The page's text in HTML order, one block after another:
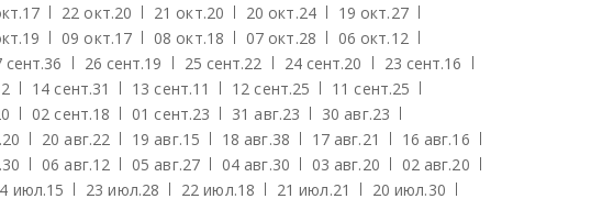
17 22 окт.20 21 окт.20 20 окт.24 19 окт.27
19 09 окт.17 08 окт.18 07 окт.28 06 окт.12
сент.36 26 сент.19 25 сент.22 24 сент.20 23 сент.16
14 сент.31 13 сент.11 12 сент.25 11 сент.25
02 сент.18 01 сент.23 31 авг.23 30 авг.23
20 20 авг.22 19 авг.15 18 авг.38 17 авг.21 16 авг.16
30 06 авг.12 05 авг.27 04 авг.30 03 авг.20 02 авг.20
июл.15 23 июл.28 22 июл.18 21 июл.21 20 июл.30